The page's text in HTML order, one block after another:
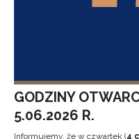
GODZINY
5.06.2026 R.
Informujemy, że w czwartek (4